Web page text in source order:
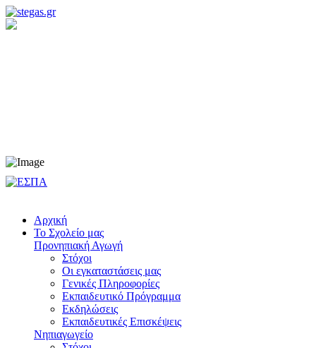
Αρχική
Το Σχολείο μας
Προνηπιακή Αγωγή
Στόχοι
Οι εγκαταστάσεις μας
Γενικές Πληροφορίες
Εκπαιδευτικό Πρόγραμμα
Εκδηλώσεις
Εκπαιδευτικές Eπισκέψεις
Νηπιαγωγείο